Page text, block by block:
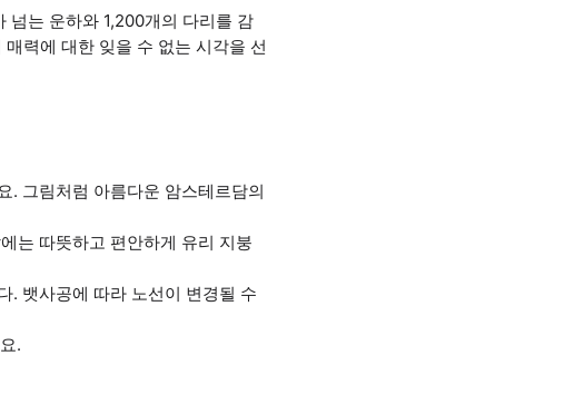
넘는 운하와 1,200개의 다리를 감
력에 대한 잊을 수 없는 시각을 선
. 그림처럼 아름다운 암스테르담의
는 따뜻하고 편안하게 유리 지붕
. 뱃사공에 따라 노선이 변경될 수
.